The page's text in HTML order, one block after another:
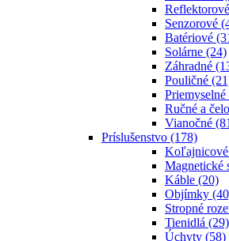
Reflektorové
Senzorové
Batériové
Solárne (24)
Záhradné
Pouličné
Priemyselné
Ručné a
Vianočné
Príslušenstvo (178)
Koľajnicové
Magnetické
Káble (20)
Objímky
Stropné
Tienidlá (29)
Úchyty (58)